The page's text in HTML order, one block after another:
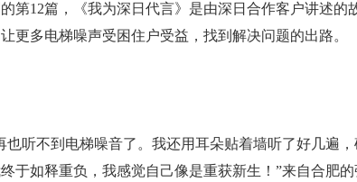
12篇，《我为深日代言》是由深日合作客户讲述
更多电梯噪声受困住户受益，找到解决问题的出路。
也听不到电梯噪音了。我还用耳朵贴着墙听了好几遍
于如释重负，我感觉自己像是重获新生！”来自合肥的